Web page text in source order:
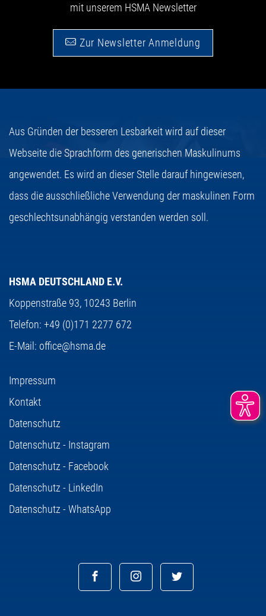
mit unserem HSMA Newsletter
Zur Newsletter Anmeldung
Aus Gründen der besseren Lesbarkeit wird auf dieser
Webseite die Sprachform des generischen Maskulinums
angewendet. Es wird an dieser Stelle darauf hingewiesen,
dass die ausschließliche Verwendung der maskulinen Form
geschlechtsunabhängig verstanden werden soll.
HSMA DEUTSCHLAND E.V.
Koppenstraße 93, 10243 Berlin
Telefon: +49 (0)171 2277 672
E-Mail: office@hsma.de
Impressum
Kontakt
Datenschutz
Datenschutz - Instagram
Datenschutz - Facebook
Datenschutz - LinkedIn
Datenschutz - WhatsApp